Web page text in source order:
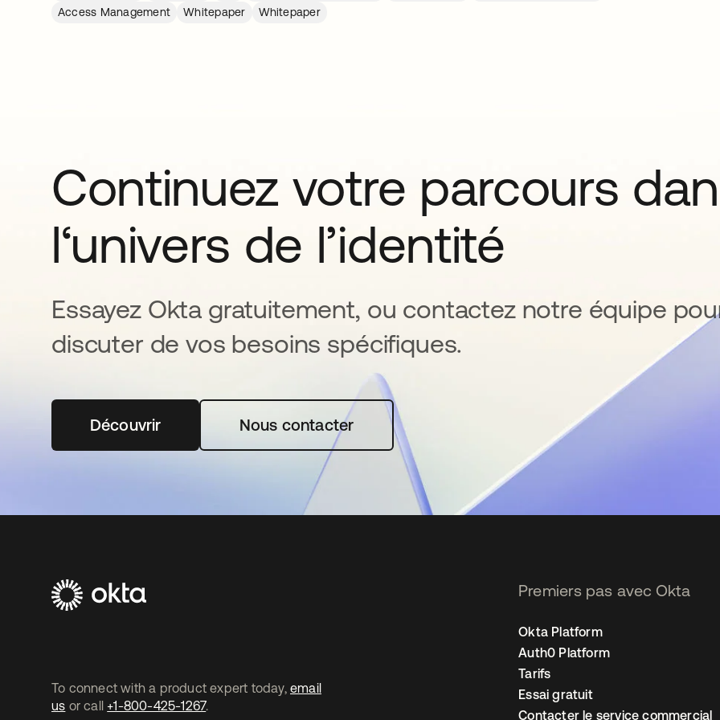
Access Management Whitepaper Whitepaper
Continuez votre parcours
l‘univers de l’identité
Essayez Okta gratuitement, ou contactez notre équipe
discuter de vos besoins spécifiques.
Découvrirs’ouvre dans un nouvel onglet
Nous contacter
To connect with a product expert today, email
us or call +1-800-425-1267.
Premiers pas avec Okta
Okta Platform
Auth0 Platform
Tarifs
Essai gratuit
Contacter le service commercial